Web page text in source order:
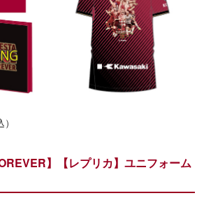
】【レプリカ】ユニフォーム